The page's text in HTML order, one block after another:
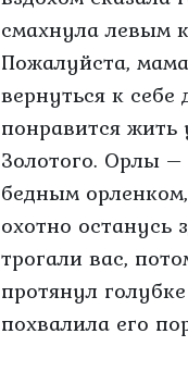
смахнула левым
Пожалуйста,
вернуться к
понравится жить
Золотого. Орлы
бедным
охотно останусь
трогали вас,
протянул
похвалила его